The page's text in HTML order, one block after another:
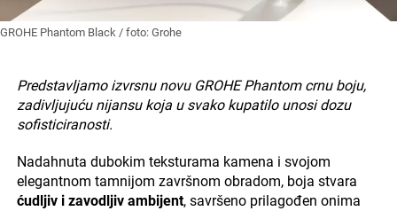
GROHE Phantom Black / foto: Grohe
Predstavljamo izvrsnu novu GROHE Phantom crnu boju,
zadivljujuću nijansu koja u svako kupatilo unosi dozu
sofisticiranosti.
Nadahnuta dubokim teksturama kamena i svojom
elegantnom tamnijom završnom obradom, boja stvara
ćudljiv i zavodljiv ambijent, savršeno prilagođen onima